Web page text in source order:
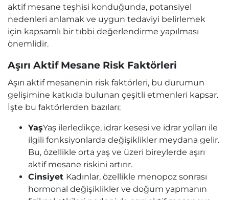
aktif mesane teşhisi konduğunda, potansiyel
nedenleri anlamak ve uygun tedaviyi belirlemek
için kapsamlı bir tıbbi değerlendirme yapılması
önemlidir.
Aşırı Aktif Mesane Risk Faktörleri
Aşırı aktif mesanenin risk faktörleri, bu durumun
gelişimine katkıda bulunan çeşitli etmenleri kapsar.
İşte bu faktörlerden bazıları:
YaşYaş ilerledikçe, idrar kesesi ve idrar yolları ile
ilgili fonksiyonlarda değişiklikler meydana gelir.
Bu, özellikle orta yaş ve üzeri bireylerde aşırı
aktif mesane riskini artırır.
Cinsiyet Kadınlar, özellikle menopoz sonrası
hormonal değişiklikler ve doğum yapmanın